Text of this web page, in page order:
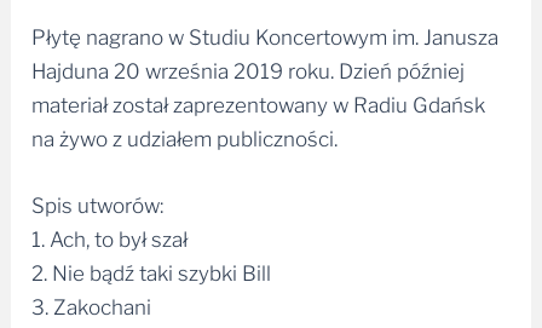
Płytę nagrano w Studiu Koncertowym im. Janusza
Hajduna 20 września 2019 roku. Dzień później
materiał został zaprezentowany w Radiu Gdańsk
na żywo z udziałem publiczności.
Spis utworów:
1. Ach, to był szał
2. Nie bądź taki szybki Bill
3. Zakochani